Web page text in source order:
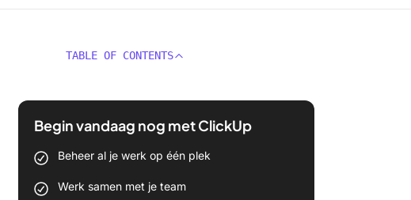
TABLE OF CONTENTS
Begin vandaag nog met ClickUp
Beheer al je werk op één plek
Werk samen met je team